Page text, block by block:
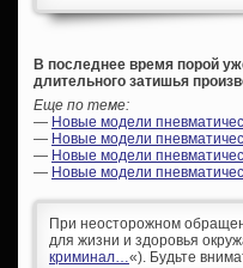
В последнее время порой
длительного затишья
Еще по теме:
— Новые модели
— Новые модели
— Новые модели
— Новые модели
При неосторожном
для жизни и здоровья
криминал…«). Будьте